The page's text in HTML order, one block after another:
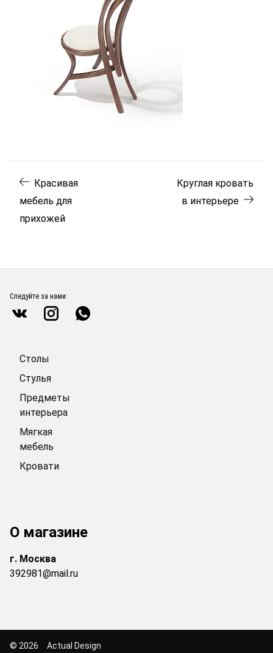
Красивая
мебель для
прихожей
Круглая кровать
в интерьере
Следуйте за нами:
Столы
Стулья
Предметы
интерьера
Мягкая
мебель
Кровати
О магазине
г. Москва
392981@mail.ru
© 2026 Actual Design